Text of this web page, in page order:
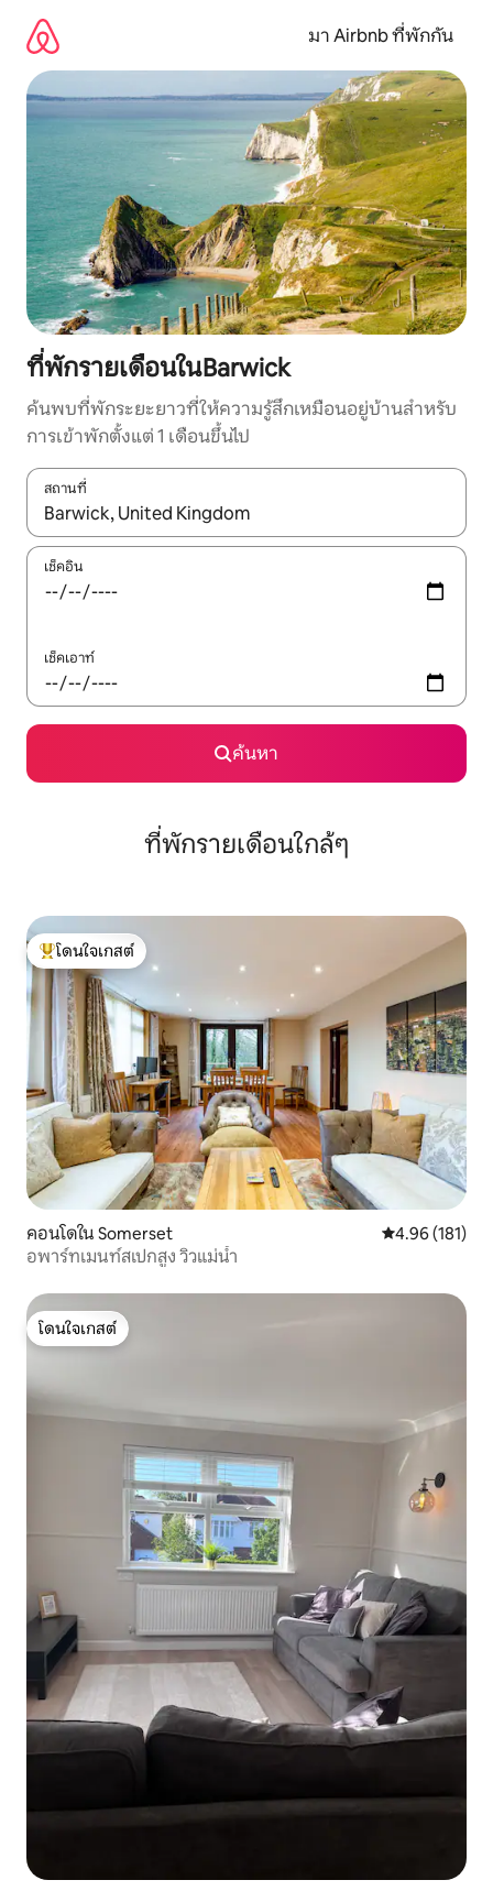
เนื้อหา
มา Airbnb ที่พักกัน
ที่พักรายเดือนในBarwick
ค้นพบที่พักระยะยาวที่ให้ความรู้สึกเหมือนอยู่บ้านสำหรับ
การเข้าพักตั้งแต่ 1 เดือนขึ้นไป
สถานที่
ใช้ลูกศรขึ้นลง หรือใช้การสัมผัสหรือปัด เพื่อสำรวจผลการค้นหา
เช็คอิน
เช็คเอาท์
ค้นหา
ที่พักรายเดือนใกล้ๆ
โดนใจเกสต์ที่สุด
โดนใจเกสต์
คอนโดใน Somerset คะแนนเฉลี่ย
4.96 (181)
อพาร์ทเมนท์สเปกสูง วิวแม่น้ำ
โดนใจเกสต์
โดนใจเกสต์